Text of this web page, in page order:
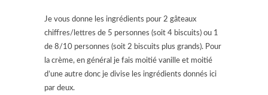
Je vous donne les ingrédients pour 2 gâteaux
chiffres/lettres de 5 personnes (soit 4 biscuits) ou 1
de 8/10 personnes (soit 2 biscuits plus grands). Pour
la crème, en général je fais moitié vanille et moitié
d’une autre donc je divise les ingrédients donnés ici
par deux.